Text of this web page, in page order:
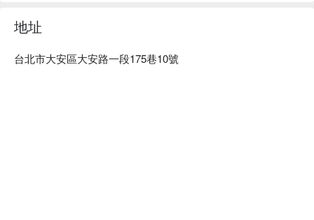
地址
台北市大安區大安路一段175巷10號